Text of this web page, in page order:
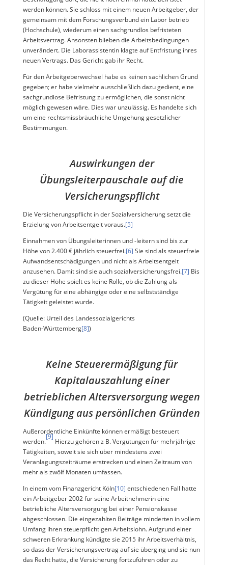
werden können. Sie schloss mit einem neuen Arbeitgeber, der
gemeinsam mit dem Forschungsverbund ein Labor betrieb
(Hochschule), wiederum einen sachgrundlos befristeten
Arbeitsvertrag. Ansonsten blieben die Arbeitsbedingungen
unverändert. Die Laborassistentin klagte auf Entfristung ihres
neuen Vertrags. Das Gericht gab ihr Recht.
Für den Arbeitgeberwechsel habe es keinen sachlichen Grund
gegeben; er habe vielmehr ausschließlich dazu gedient, eine
sachgrundlose Befristung zu ermöglichen, die sonst nicht
möglich gewesen wäre. Dies war unzulässig. Es handelte sich
um eine rechtsmissbräuchliche Umgehung gesetzlicher
Bestimmungen.
Auswirkungen der
Übungsleiterpauschale auf die
Versicherungspflicht
Die Versicherungspflicht in der Sozialversicherung setzt die
Erzielung von Arbeitsentgelt voraus.[5]
Einnahmen von Übungsleiterinnen und -leitern sind bis zur
Höhe von 2.400 € jährlich steuerfrei.[6] Sie sind als steuerfreie
Aufwandsentschädigungen und nicht als Arbeitsentgelt
anzusehen. Damit sind sie auch sozialversicherungsfrei.[7] Bis
zu dieser Höhe spielt es keine Rolle, ob die Zahlung als
Vergütung für eine abhängige oder eine selbstständige
Tätigkeit geleistet wurde.
(Quelle: Urteil des Landessozialgerichts
Baden‑Württemberg[8])
Keine Steuerermäßigung für
Kapitalauszahlung einer
betrieblichen Altersversorgung wegen
Kündigung aus persönlichen Gründen
Außerordentliche Einkünfte können ermäßigt besteuert
werden.
[9]
Hierzu gehören z B. Vergütungen für mehrjährige
Tätigkeiten, soweit sie sich über mindestens zwei
Veranlagungszeiträume erstrecken und einen Zeitraum von
mehr als zwölf Monaten umfassen.
In einem vom Finanzgericht Köln[10] entschiedenen Fall hatte
ein Arbeitgeber 2002 für seine Arbeitnehmerin eine
betriebliche Altersversorgung bei einer Pensionskasse
abgeschlossen. Die eingezahlten Beiträge minderten in vollem
Umfang ihren steuerpflichtigen Arbeitslohn. Aufgrund einer
schweren Erkrankung kündigte sie 2015 ihr Arbeitsverhältnis,
so dass der Versicherungsvertrag auf sie überging und sie nun
das Recht hatte, die Versicherung fortzuführen oder zu